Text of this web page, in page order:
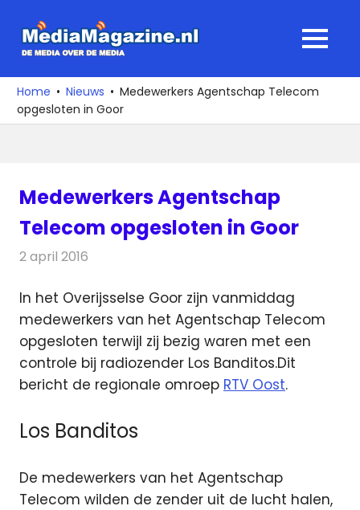
naar
media
over
de
MENU
Home Nieuws
Medewerkers Agentschap Telecom
opgesloten in Goor
Medewerkers Agentschap
Telecom opgesloten in Goor
2 april 2016
In het Overijsselse Goor zijn vanmiddag
medewerkers van het Agentschap Telecom
opgesloten terwijl zij bezig waren met een
controle bij radiozender Los Banditos.Dit
bericht de regionale omroep RTV Oost.
Los Banditos
De medewerkers van het Agentschap
Telecom wilden de zender uit de lucht halen,